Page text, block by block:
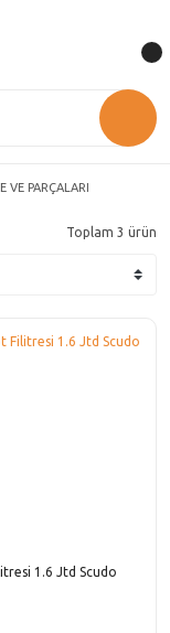
VE PARÇALARI
Toplam 3 ürün
1.6 Jtd Scudo